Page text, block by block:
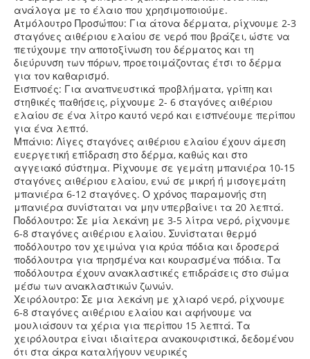
ανάλογα με το έλαιο που χρησιμοποιούμε.
Ατμόλουτρο Προσώπου: Για άτονα δέρματα, ρίχνουμε 2-3
σταγόνες αιθέριου ελαίου σε νερό που βράζει, ώστε να
πετύχουμε την αποτοξίνωση του δέρματος και τη
διεύρυνση των πόρων, προετοιμάζοντας έτσι το δέρμα
για τον καθαρισμό.
Εισπνοές: Για αναπνευστικά προβλήματα, γρίπη και
στηθικές παθήσεις, ρίχνουμε 2- 6 σταγόνες αιθέριου
ελαίου σε ένα λίτρο καυτό νερό και εισπνέουμε περίπου
για ένα λεπτό.
Μπάνιο: Λίγες σταγόνες αιθέριου ελαίου έχουν άμεση
ευεργετική επίδραση στο δέρμα, καθώς και στο
αγγειακό σύστημα. Ρίχνουμε σε γεμάτη μπανιέρα 10-15
σταγόνες αιθέριου ελαίου, ενώ σε μικρή ή μισογεμάτη
μπανιέρα 6-12 σταγόνες. Ο χρόνος παραμονής στη
μπανιέρα συνίσταται να μην υπερβαίνει τα 20 λεπτά.
Ποδόλουτρο: Σε μία λεκάνη με 3-5 λίτρα νερό, ρίχνουμε
6-8 σταγόνες αιθέριου ελαίου. Συνίσταται θερμό
ποδόλουτρο τον χειμώνα για κρύα πόδια και δροσερά
ποδόλουτρα για πρησμένα και κουρασμένα πόδια. Τα
ποδόλουτρα έχουν ανακλαστικές επιδράσεις στο σώμα
μέσω των ανακλαστικών ζωνών.
Χειρόλουτρο: Σε μια λεκάνη με χλιαρό νερό, ρίχνουμε
6-8 σταγόνες αιθέριου ελαίου και αφήνουμε να
μουλιάσουν τα χέρια για περίπου 15 λεπτά. Τα
χειρόλουτρα είναι ιδιαίτερα ανακουφιστικά, δεδομένου
ότι στα άκρα καταλήγουν νευρικές